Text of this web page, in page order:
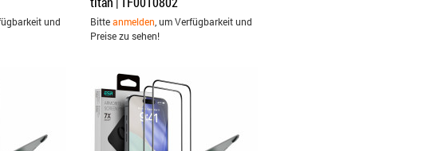
und
Bitteanmelden , um Verfügbarkeit und
Preise zu sehen!